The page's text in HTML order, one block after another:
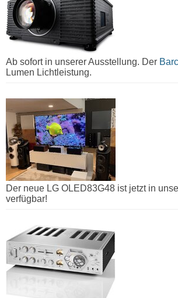
Ab sofort in unserer Ausstellung. Der
Lumen Lichtleistung.
Der neue LG OLED83G48 ist jetzt in
verfügbar!